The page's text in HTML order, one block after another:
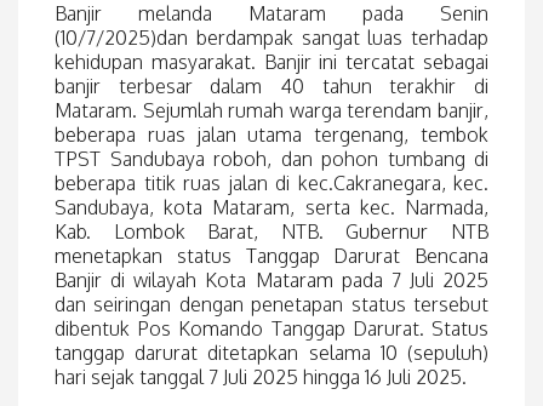
Banjir melanda Mataram pada Senin
(10/7/2025)dan berdampak sangat luas terhadap
kehidupan masyarakat. Banjir ini tercatat sebagai
banjir terbesar dalam 40 tahun terakhir di
Mataram. Sejumlah rumah warga terendam banjir,
beberapa ruas jalan utama tergenang, tembok
TPST Sandubaya roboh, dan pohon tumbang di
beberapa titik ruas jalan di kec.Cakranegara, kec.
Sandubaya, kota Mataram, serta kec. Narmada,
Kab. Lombok Barat, NTB. Gubernur NTB
menetapkan status Tanggap Darurat Bencana
Banjir di wilayah Kota Mataram pada 7 Juli 2025
dan seiringan dengan penetapan status tersebut
dibentuk Pos Komando Tanggap Darurat. Status
tanggap darurat ditetapkan selama 10 (sepuluh)
hari sejak tanggal 7 Juli 2025 hingga 16 Juli 2025.